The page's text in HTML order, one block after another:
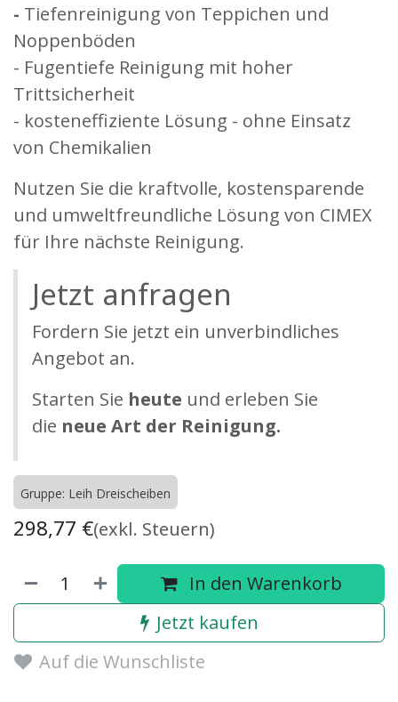
- Tiefenreinigung von Teppichen und
Noppenböden
- Fugentiefe Reinigung mit hoher
Trittsicherheit
- kosteneffiziente Lösung - ohne Einsatz
von Chemikalien
Nutzen Sie die kraftvolle, kostensparende
und umweltfreundliche Lösung von CIMEX
für Ihre nächste Reinigung.
Jetzt anfragen
Fordern Sie jetzt ein unverbindliches
Angebot an.
Starten Sie heute und erleben Sie
die neue Art der Reinigung.
Gruppe: Leih Dreischeiben
298,77 €(exkl. Steuern)
In den Warenkorb
Jetzt kaufen
Auf die Wunschliste